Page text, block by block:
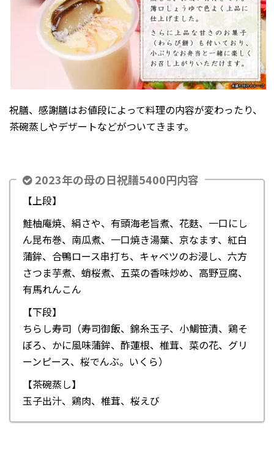
祝膳、感謝膳はお値段によって料理の内容が変わったり、
茶碗蒸しやデザートなどがついてきます。
2023年の母の日祝膳5400円内容
【上段】
鮭柚庵焼、絹さや、有頭海老旨煮、花麩、一口にし
ん昆布巻、南瓜煮、一口焼き湯葉、京なます、紅白
蒲鉾、合鴨ロース串打ち、キャベツのお浸し、六方
さつま芋煮、蛸桜煮、五菜の香味炒め、高野豆腐、
有馬れんこん
【下段】
ちらし寿司（寿司御飯、錦糸玉子、小鯛笹漬、鶏そ
ぼろ、かに風味蒲鉾、酢蓮根、椎茸、菜の花、グリ
ーンピース、桜でんぶ。いくら）
【茶碗蒸し】
玉子出汁、鶏肉、椎茸、桜えび